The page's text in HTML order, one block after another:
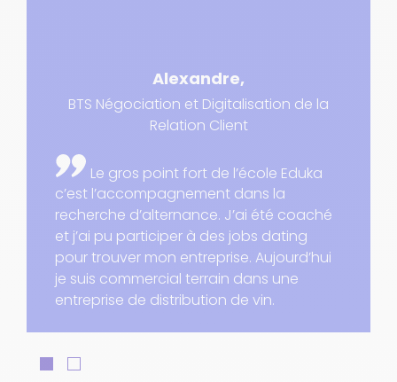
Alexandre
BTS Négociation et Digitalisation de la
Relation Client
Le gros point fort de l’école Eduka
c’est l’accompagnement dans la
recherche d’alternance. J’ai été coaché
et j’ai pu participer à des jobs dating
pour trouver mon entreprise. Aujourd’hui
je suis commercial terrain dans une
entreprise de distribution de vin.